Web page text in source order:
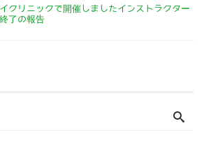
クリニックで開催しましたインストラクター
了の報告